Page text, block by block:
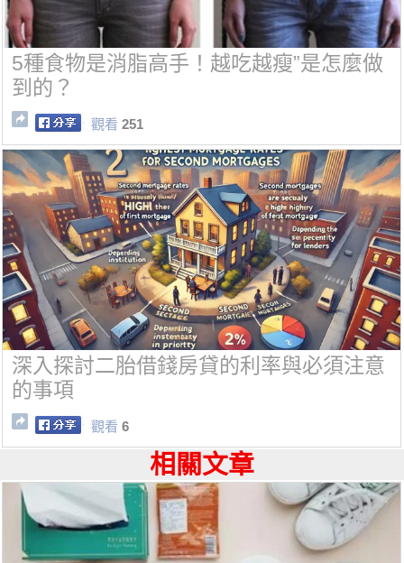
5種食物是消脂高手！越吃越瘦”是怎麼做
到的？
觀看 251
深入探討二胎借錢房貸的利率與必須注意
的事項
觀看 6
相關文章